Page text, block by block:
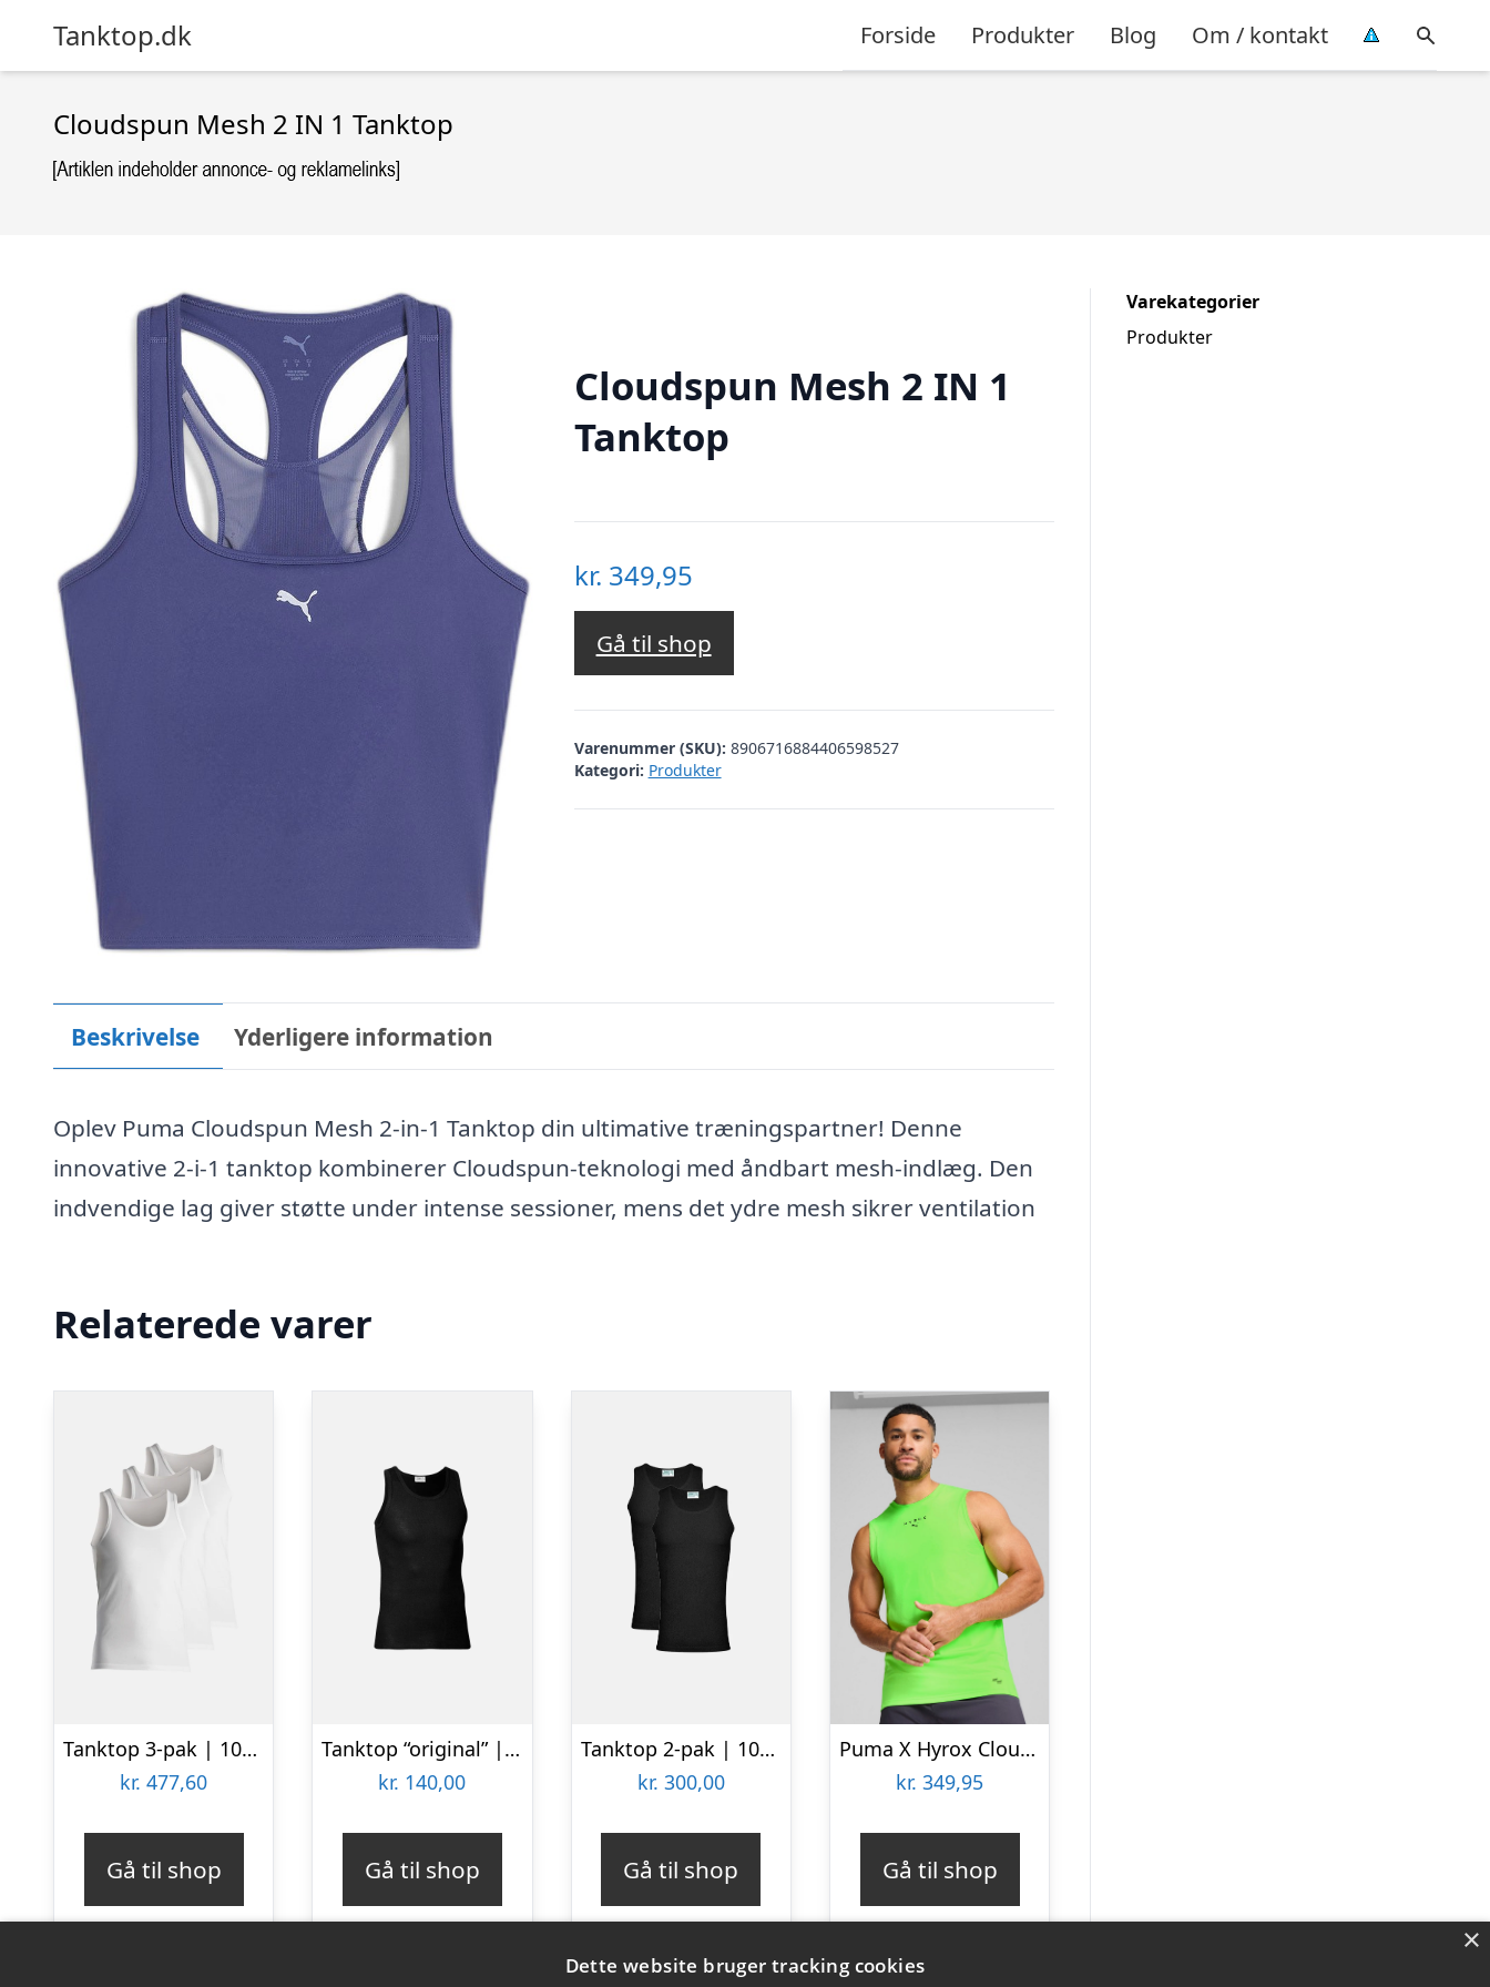
Tanktop.dk Forside Produkter Blog Om / kontakt
Cloudspun Mesh 2 IN 1 Tanktop
Cloudspun Mesh 2 IN 1
Tanktop
kr. 349,95
Gå til shop
Varenummer (SKU): 8906716884406598527
Kategori: Produkter
Beskrivelse Yderligere information
Oplev Puma Cloudspun Mesh 2-in-1 Tanktop din ultimative træningspartner! Denne
innovative 2-i-1 tanktop kombinerer Cloudspun-teknologi med åndbart mesh-indlæg. Den
indvendige lag giver støtte under intense sessioner, mens det ydre mesh sikrer ventilation
Relaterede varer
Tanktop 3-pak | 100% økologisk bomuld | Hvid
kr. 477,60
Gå til shop
Tanktop “original” | 100% bomuld | Sort
kr. 140,00
Gå til shop
Tanktop 2-pak | 100 % økologisk bomuld | Sort
kr. 300,00
Gå til shop
Puma X Hyrox Cloudspun Tanktop
kr. 349,95
Gå til shop
Varekategorier
Produkter
×
Dette website bruger tracking cookies